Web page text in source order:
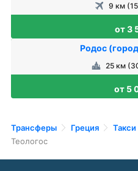
9 км
от 3
Родос
25 км
от 5
Трансферы Греция
Теологос